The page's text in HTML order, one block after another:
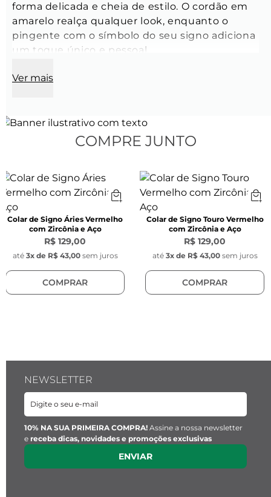
forma delicada e cheia de estilo. O cordão em
amarelo realça qualquer look, enquanto o
pingente com o símbolo do seu signo adiciona
um toque único e pessoal.
Corda de cetim
Cor: Amarelo
Pingente Redondo Signo:
Largura: 1,1 mm
Largura: 9,5 mm x 5 mm
Material: Pedra Natural
Ver mais
COMPRE JUNTO
Colar de Signo Áries Vermelho
com Zircônia e Aço
R$ 129,00
até 3x de R$ 43,00 sem juros
COMPRAR
Colar de Signo Touro Vermelho
com Zircônia e Aço
R$ 129,00
até 3x de R$ 43,00 sem juros
COMPRAR
NEWSLETTER
10% NA SUA PRIMEIRA COMPRA! Assine a nossa newsletter
e receba dicas, novidades e promoções exclusivas
ENVIAR